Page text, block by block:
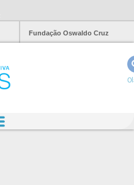
Fundação Oswaldo Cruz